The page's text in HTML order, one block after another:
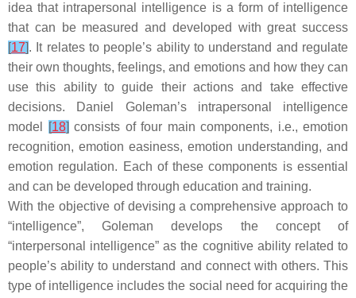
idea that intrapersonal intelligence is a form of intelligence
that can be measured and developed with great success
[17]. It relates to people’s ability to understand and regulate
their own thoughts, feelings, and emotions and how they can
use this ability to guide their actions and take effective
decisions. Daniel Goleman’s intrapersonal intelligence
model
[18] consists of four main components, i.e., emotion
recognition, emotion easiness, emotion understanding, and
emotion regulation. Each of these components is essential
and can be developed through education and training.
With the objective of devising a comprehensive approach to
“intelligence”, Goleman develops the concept of
“interpersonal intelligence” as the cognitive ability related to
people’s ability to understand and connect with others. This
type of intelligence includes the social need for acquiring the